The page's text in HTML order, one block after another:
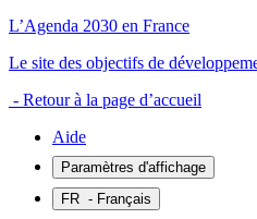
L’Agenda 2030 en France
Le site des objectifs de
- Retour à la page d’accueil
Aide
Paramètres d'affichage
FR - Français